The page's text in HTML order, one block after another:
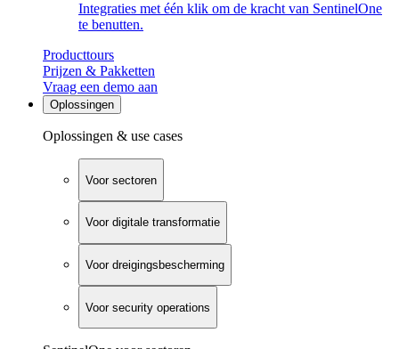
Integraties met één klik om de kracht van SentinelOne
te benutten.
Producttours
Prijzen & Pakketten
Vraag een demo aan
Oplossingen
Oplossingen & use cases
Voor sectoren
Voor digitale transformatie
Voor dreigingsbescherming
Voor security operations